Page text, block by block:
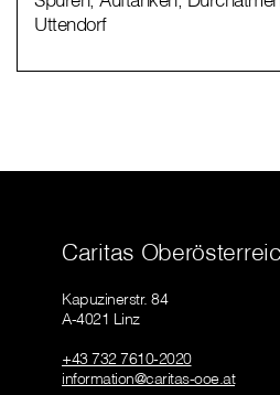
Uttendorf
Caritas
Kapuzinerstr. 84
A-4021 Linz
+43 732 7610-2020
information@caritas-ooe.at